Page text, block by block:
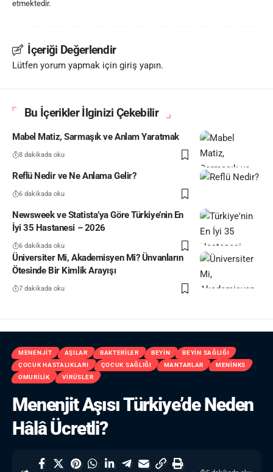
etmektedir.
İçeriği Değerlendir
Lütfen yorum yapmak için giriş yapın.
Bu İçerikler İlginizi Çekebilir
Mabel Matiz, Sarmaşık ve Anlam Yaratmak
8 dakikada oku
Reflü Nedir ve Ne Anlama Gelir?
6 dakikada oku
Newsweek ve Statista’ya Göre Türkiye’nin En
İyi 35 Hastanesi – 2026
6 dakikada oku
Üniversiter Mi, Akademisyen Mi? Ünvanların
Ötesinde Bir Kimlik Arayışı
7 dakikada oku
MENENJIT AŞILAR BAKTERILER BEYIN
BEYIN SAĞLIĞI
ÇOCUK HASTALIKLARI
ÇOCUK SAĞLIĞI MANTARLAR
MENINKS
OMURILIK
VIRÜSLER
Menenjit Aşısı Türkiye’de Neden
Hâlâ Ücretli?